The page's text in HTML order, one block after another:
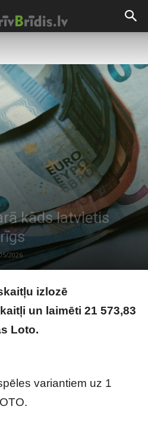
kāds latvietis
2026
izlozē
un laimēti 21 573,83
Loto.
variantiem uz 1